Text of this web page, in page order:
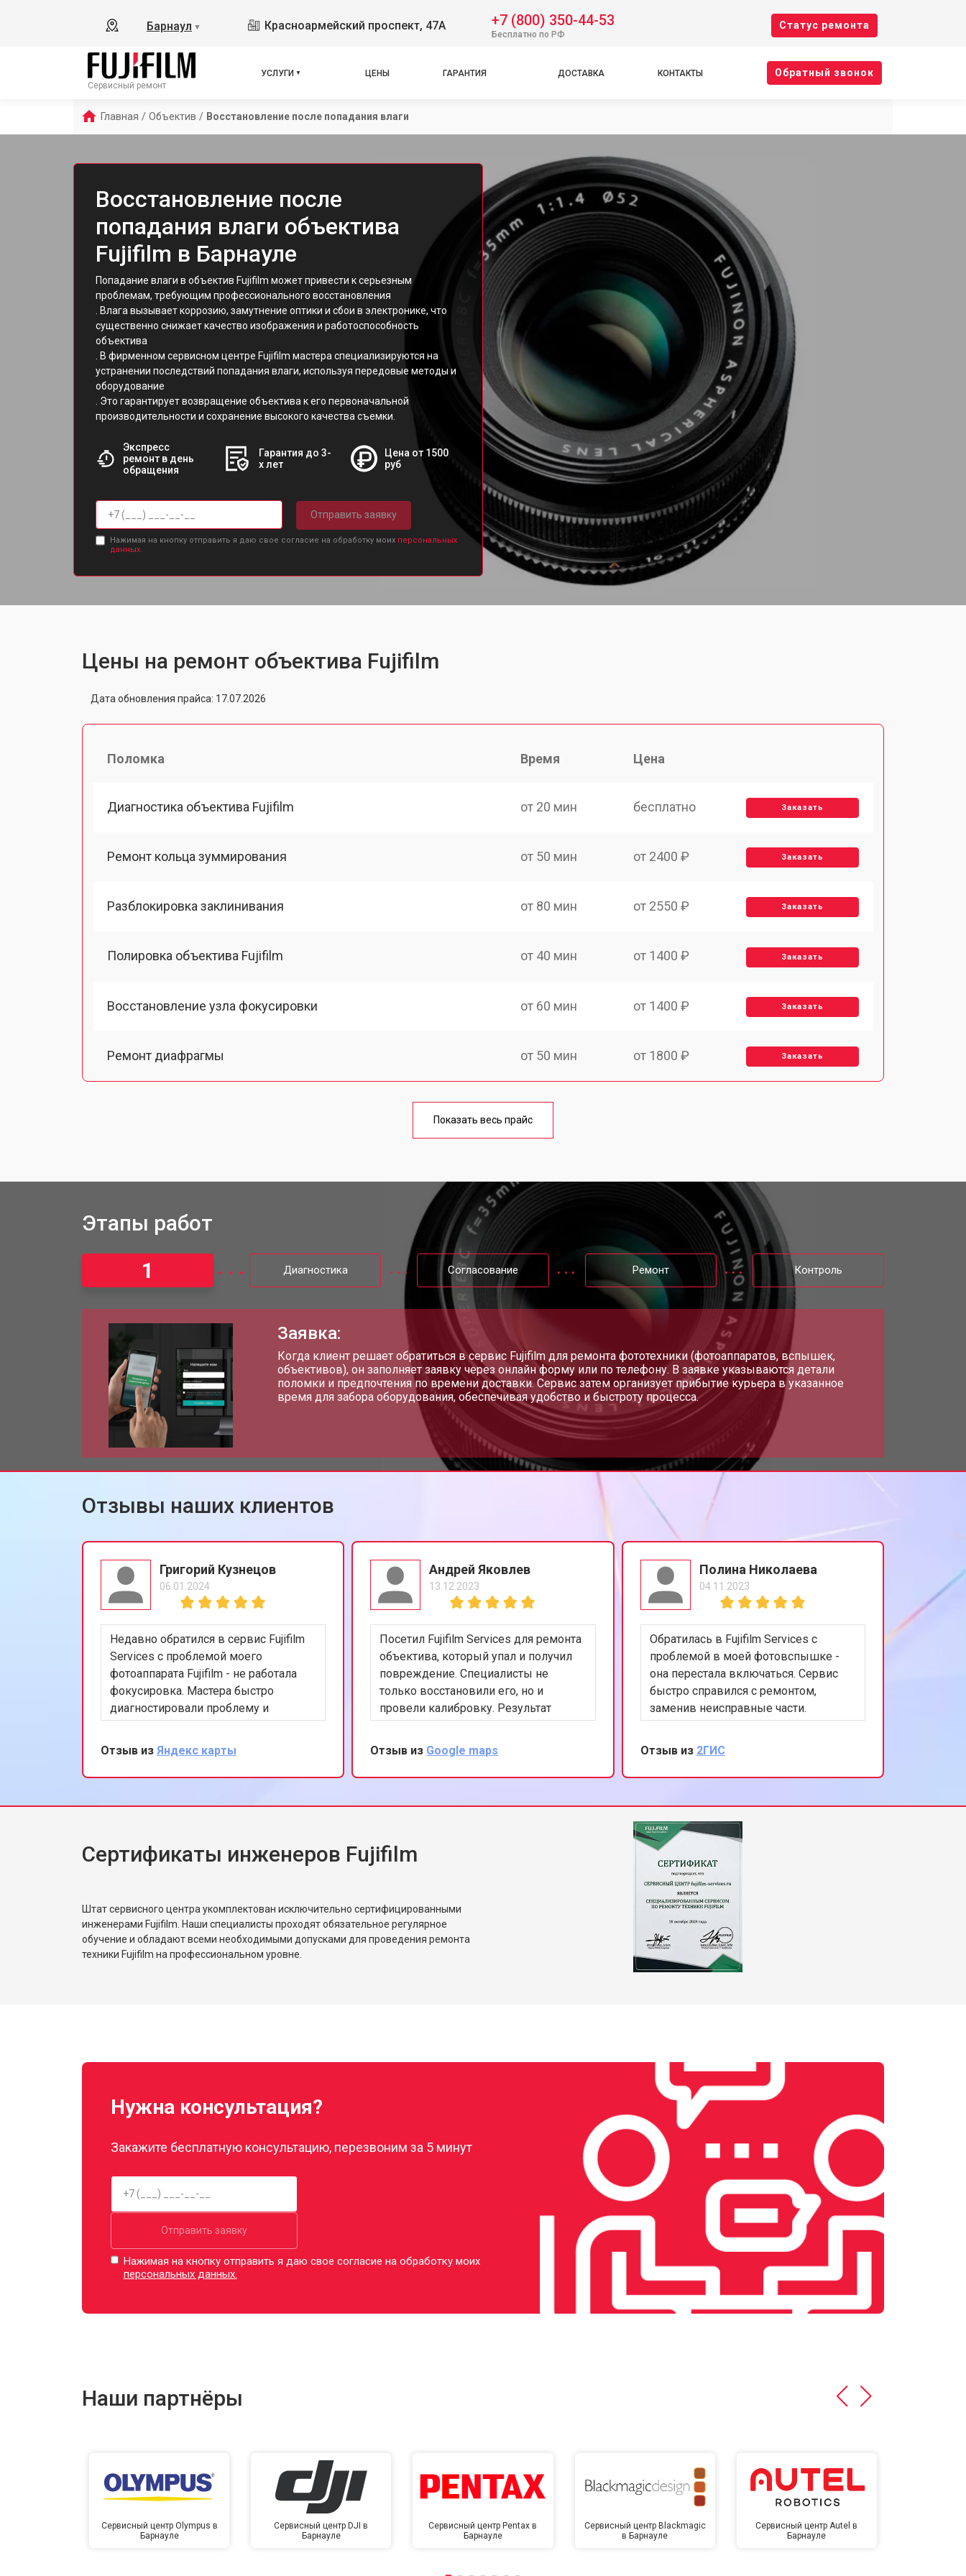
Барнаул ▼ Красноармейский проспект, 47А +7 (800) 350-44-53
Бесплатно по РФ
Cтатус ремонта
Сервисный ремонт
УСЛУГИ ЦЕНЫ ГАРАНТИЯ ДОСТАВКА КОНТАКТЫ Oбратный звонок
Главная / Объектив / Восстановление после попадания влаги
Восстановление после
попадания влаги объектива
Fujifilm в Барнауле
Попадание влаги в объектив Fujifilm может привести к серьезным
проблемам, требующим профессионального восстановления
. Влага вызывает коррозию, замутнение оптики и сбои в электронике, что
существенно снижает качество изображения и работоспособность
объектива
. В фирменном сервисном центре Fujifilm мастера специализируются на
устранении последствий попадания влаги, используя передовые методы и
оборудование
. Это гарантирует возвращение объектива к его первоначальной
производительности и сохранение высокого качества съемки.
Экспресс
ремонт в день
обращения
Гарантия до 3-
х лет
Цена от 1500
руб
Отправить заявку
Нажимая на кнопку отправить я даю свое согласие на обработку моих персональных
данных.
Цены на ремонт объектива Fujifilm
Дата обновления прайса: 17.07.2026
Поломка Время Цена
Диагностика объектива Fujifilm от 20 мин бесплатно Заказать
Ремонт кольца зуммирования от 50 мин от 2400 ₽ Заказать
Разблокировка заклинивания от 80 мин от 2550 ₽ Заказать
Полировка объектива Fujifilm от 40 мин от 1400 ₽ Заказать
Восстановление узла фокусировки от 60 мин от 1400 ₽ Заказать
Ремонт диафрагмы от 50 мин от 1800 ₽ Заказать
от 50 мин
от 40 мин от 1450 ₽
Ремонт шлейфа оптического стабилизатора от 80 мин от 2600 ₽ Заказать
Показать весь прайс
Этапы работ
1
Диагностика Согласование Ремонт Контроль
Заявка:
Когда клиент решает обратиться в сервис Fujifilm для ремонта фототехники (фотоаппаратов, вспышек,
объективов), он заполняет заявку через онлайн форму или по телефону. В заявке указываются детали
поломки и предпочтения по времени доставки. Сервис затем организует прибытие курьера в указанное
время для забора оборудования, обеспечивая удобство и быстроту процесса.
Отзывы наших клиентов
Григорий Кузнецов
06.01.2024
Недавно обратился в сервис Fujifilm
Services с проблемой моего
фотоаппарата Fujifilm - не работала
фокусировка. Мастера быстро
диагностировали проблему и
заменили поврежденный компонент.
Очень доволен скоростью и
качеством работы. Рекомендую этот
сервис всем, кто ценит
Отзыв из Яндекс карты
Андрей Яковлев
13.12.2023
Посетил Fujifilm Services для ремонта
объектива, который упал и получил
повреждение. Специалисты не
только восстановили его, но и
провели калибровку. Результат
превзошел все ожидания - объектив
работает как новый. Спасибо за
высокий уровень сервиса и
внимание к деталям.
Отзыв из Google maps
Полина Николаева
04.11.2023
Обратилась в Fujifilm Services с
проблемой в моей фотовспышке -
она перестала включаться. Сервис
быстро справился с ремонтом,
заменив неисправные части.
Осталась впечатлена их
профессионализмом и
внимательным отношением к
клиентам. Буду рекомендовать их
фототехники.
Отзыв из 2ГИС
Сертификаты инженеров Fujifilm
Штат сервисного центра укомплектован исключительно сертифицированными
инженерами Fujifilm. Наши специалисты проходят обязательное регулярное
обучение и обладают всеми необходимыми допусками для проведения ремонта
техники Fujifilm на профессиональном уровне.
Нужна консультация?
Закажите бесплатную консультацию, перезвоним за 5 минут
Отправить заявку
Нажимая на кнопку отправить я даю свое согласие на обработку моих
персональных данных.
Наши партнёры
Сервисный центр Olympus в
Барнауле
Сервисный центр DJI в
Барнауле
Сервисный центр Pentax в
Барнауле
Сервисный центр Blackmagic
в Барнауле
Сервисный центр Autel в
Барнауле